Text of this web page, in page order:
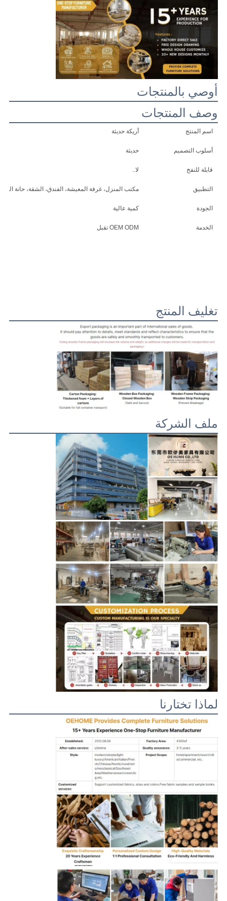
طلب
اقتباس
خريطة
الموقع
سياسة
الخصوصية
أوصي بالمنتجات
وصف المنتجات
اسم المنتج أريكة حديثة
أسلوب التصميم حديثة
قابلة للنفخ لا..
التطبيق مكتب المنزل، غرفة المعيشة، الفندق، الشقة، حانة
الجودة كمية عالية
الخدمة OEM ODM تقبل
تغليف المنتج
ملف الشركة
لماذا تختارنا